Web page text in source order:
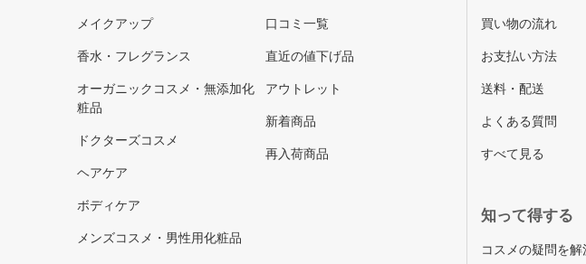
メイクアップ
香水・フレグランス
オーガニックコスメ・無添加化
粧品
ドクターズコスメ
ヘアケア
ボディケア
メンズコスメ・男性用化粧品
口コミ一覧
直近の値下げ品
アウトレット
新着商品
再入荷商品
買い物の流れ
お支払い方法
送料・配送
よくある質問
すべて見る
知って得する
コスメの疑問を解